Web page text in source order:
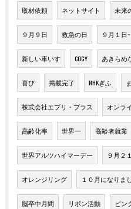
取材依頼 ネットサイト 未来
９月９日 救急の日 ９月１日
新しい車いす COGY あきらめ
喜び 掲載完了 NHKぎふ
株式会社エブリ・プラス オンラ
高齢化率 世界一 高齢者就業
世界アルツハイマーデー ９月２
オレンジリング １０月になりま
脳卒中月間 リボン活動 ピン